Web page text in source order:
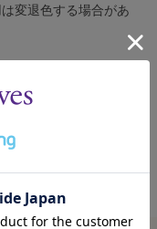
変退色する場合があ
理・交換はいたしか